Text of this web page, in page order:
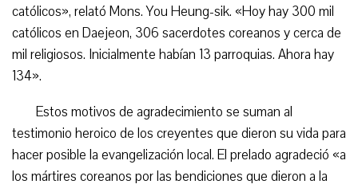
católicos», relató Mons. You Heung-sik. «Hoy hay 300 mil
católicos en Daejeon, 306 sacerdotes coreanos y cerca de
mil religiosos. Inicialmente habían 13 parroquias. Ahora hay
134».
Estos motivos de agradecimiento se suman al
testimonio heroico de los creyentes que dieron su vida para
hacer posible la evangelización local. El prelado agradeció «a
los mártires coreanos por las bendiciones que dieron a la